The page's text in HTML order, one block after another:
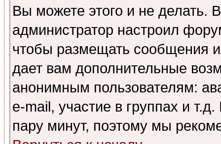
Вы можете этого и не делать.
администратор настроил
чтобы размещать сообщения
дает вам дополнительные
анонимным пользователям:
e-mail, участие в группах и
пару минут, поэтому мы